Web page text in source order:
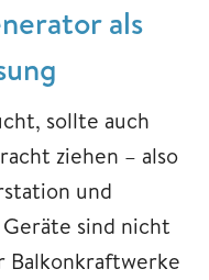
als
sollte auch
ziehen – also
und
sind nicht